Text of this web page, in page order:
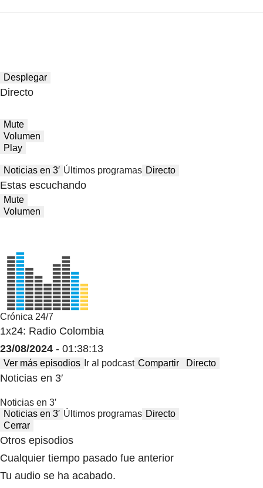
Desplegar
Directo
Mute
Volumen
Play
Noticias en 3′ Últimos programas Directo
Estas escuchando
Mute
Volumen
Crónica 24/7
1x24: Radio Colombia
23/08/2024 - 01:38:13
Ver más episodios Ir al podcast Compartir Directo
Noticias en 3′
Noticias en 3′
Noticias en 3′ Últimos programas Directo
Cerrar
Otros episodios
Cualquier tiempo pasado fue anterior
Tu audio se ha acabado.